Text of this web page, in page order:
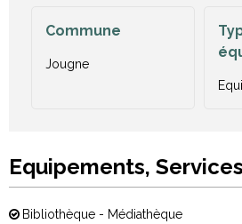
Commune
Jougne
Equipements, Services
Bibliothèque - Médiathèque